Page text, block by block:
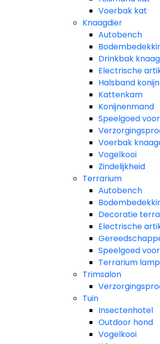
Voerbak kat
Knaagdier
Autobench
Drinkbak
Electrische
Halsband konijn
Kattenkam
Konijnenmand
Speelgoed
Voerbak
Vogelkooi
Zindelijkheid
Terrarium
Autobench
Decoratie
Electrische
Speelgoed
Terrarium lamp
Trimsalon
Tuin
Insectenhotel
Outdoor hond
Vogelkooi